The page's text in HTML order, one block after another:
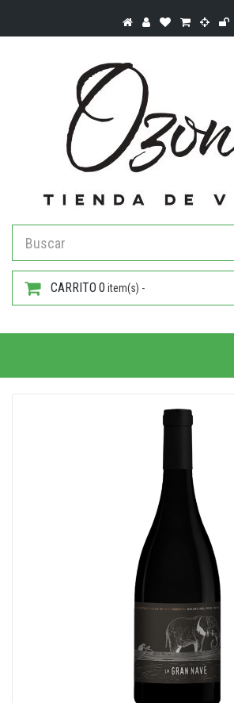
CARRITO 0 item(s) -